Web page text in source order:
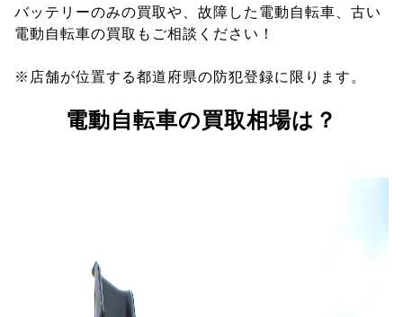
バッテリーのみの買取や、故障した電動自転車、古い
電動自転車の買取もご相談ください！
※店舗が位置する都道府県の防犯登録に限ります。
電動自転車の買取相場は？